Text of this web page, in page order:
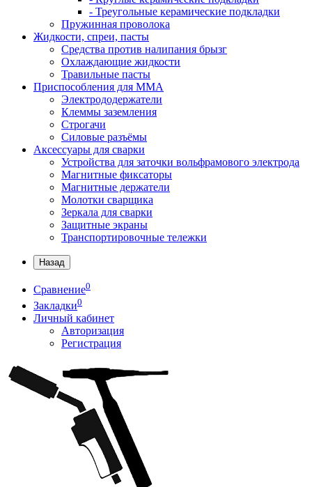
- Треугольные керамические подкладки
Пружинная проволока
Жидкости, спреи, пасты
Средства против налипания брызг
Охлаждающие жидкости
Травильные пасты
Приспособления для ММА
Электрододержатели
Клеммы заземления
Строгачи
Силовые разъёмы
Аксессуары для сварки
Устройства для заточки вольфрамового электрода
Магнитные фиксаторы
Магнитные держатели
Молотки сварщика
Зеркала для сварки
Защитные экраны
Транспортировочные тележки
Назад
Сравнение0
Закладки0
Личный кабинет
Авторизация
Регистрация